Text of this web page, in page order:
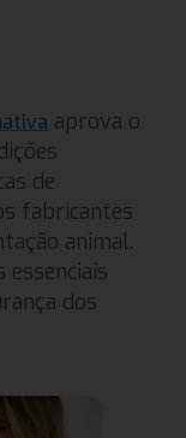
aprova o
de
fabricantes
animal.
dos